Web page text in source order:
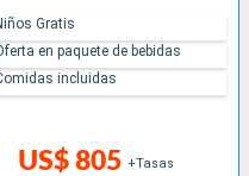
US$ 805 +Tasas
Gratis
en paquete de bebidas
incluidas